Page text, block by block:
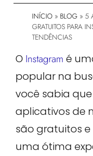
INÍCIO » BLOG » 5
GRATUITOS PARA
TENDÊNCIAS
O Instagram é
popular na
você sabia
aplicativos de
são gratuitos
uma ótima